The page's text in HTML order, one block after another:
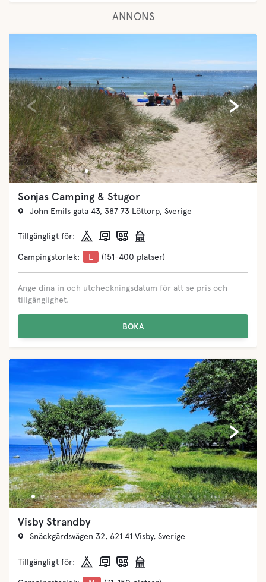
ANNONS
›
‹
Sonjas Camping & Stugor
John Emils gata 43, 387 73 Löttorp, Sverige
Tillgängligt för:
Campingstorlek: L (151-400 platser)
Ange dina in och utcheckningsdatum för att se pris och
tillgänglighet.
BOKA
›
‹
Visby Strandby
Snäckgärdsvägen 32, 621 41 Visby, Sverige
Tillgängligt för: